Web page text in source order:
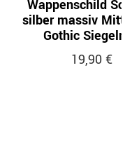
Wappenschild
silber massiv
Gothic
19,90 €